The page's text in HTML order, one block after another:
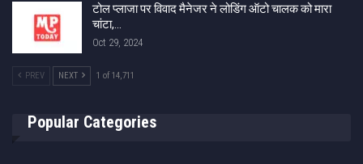
टोल प्लाजा पर विवाद मैनेजर ने लोडिंग ऑटो चालक को मारा
चांटा,…
Oct 29, 2024
PREV NEXT 1 of 14,711
Popular Categories